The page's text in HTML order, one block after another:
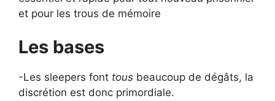
et pour les trous de mémoire
Les bases
-Les sleepers font tous beaucoup de dégâts, la
discrétion est donc primordiale.